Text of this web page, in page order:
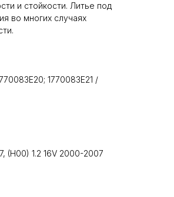
и стойкости. Литье под
во многих случаях
1770083E21 /
(H00) 1.2 16V 2000-2007